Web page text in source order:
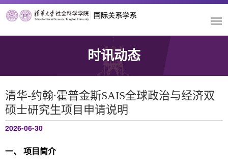
时讯动态
清华-约翰∙霍普金斯SAIS全球政治与经济双
硕士研究生项目申请说明
2026-06-30
一、 项目简介